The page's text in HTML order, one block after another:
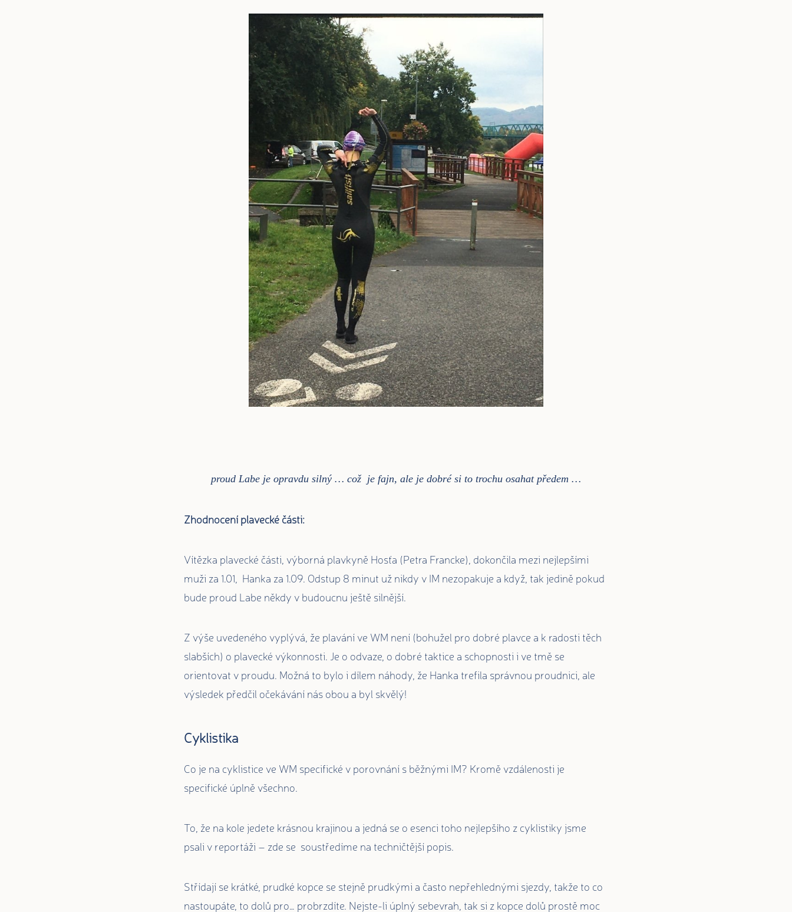
proud Labe je opravdu silný … což je fajn, ale je dobré si to trochu osahat předem …
Zhodnocení plavecké části:
Vítězka plavecké části, výborná plavkyně Hosťa (Petra Francke), dokončila mezi nejlepšími
muži za 1.01, Hanka za 1.09. Odstup 8 minut už nikdy v IM nezopakuje a když, tak jedině pokud
bude proud Labe někdy v budoucnu ještě silnější.
Z výše uvedeného vyplývá, že plavání ve WM není (bohužel pro dobré plavce a k radosti těch
slabších) o plavecké výkonnosti. Je o odvaze, o dobré taktice a schopnosti i ve tmě se
orientovat v proudu. Možná to bylo i dílem náhody, že Hanka trefila správnou proudnici, ale
výsledek předčil očekávání nás obou a byl skvělý!
Cyklistika
Co je na cyklistice ve WM specifické v porovnání s běžnými IM? Kromě vzdálenosti je
specifické úplně všechno.
To, že na kole jedete krásnou krajinou a jedná se o esenci toho nejlepšího z cyklistiky jsme
psali v reportáži – zde se soustředíme na techničtější popis.
Střídají se krátké, prudké kopce se stejně prudkými a často nepřehlednými sjezdy, takže to co
nastoupáte, to dolů pro… probrzdíte. Nejste-li úplný sebevrah, tak si z kopce dolů prostě moc